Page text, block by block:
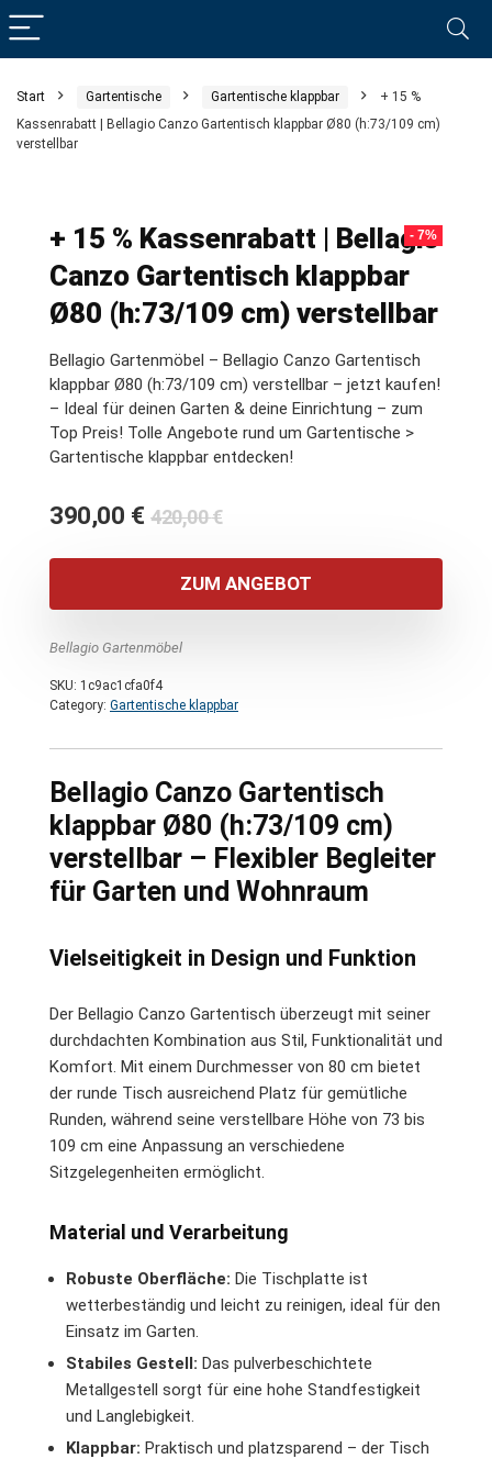
Start Gartentische Gartentische klappbar
+ 15 %
Kassenrabatt | Bellagio Canzo Gartentisch klappbar Ø80 (h:73/109 cm)
verstellbar
- 7%
+ 15 % Kassenrabatt | Bellagio
Canzo Gartentisch klappbar
Ø80 (h:73/109 cm) verstellbar
Bellagio Gartenmöbel – Bellagio Canzo Gartentisch
klappbar Ø80 (h:73/109 cm) verstellbar – jetzt kaufen!
– Ideal für deinen Garten & deine Einrichtung – zum
Top Preis! Tolle Angebote rund um Gartentische >
Gartentische klappbar entdecken!
420,00€Ursprünglicher
war:
420,00 €
390,00 €
Aktueller
ist:
390,00 €.
ZUM ANGEBOT
Bellagio Gartenmöbel
SKU: 1c9ac1cfa0f4
Category: Gartentische klappbar
Bellagio Canzo Gartentisch
klappbar Ø80 (h:73/109 cm)
verstellbar – Flexibler Begleiter
für Garten und Wohnraum
Vielseitigkeit in Design und Funktion
Der Bellagio Canzo Gartentisch überzeugt mit seiner
durchdachten Kombination aus Stil, Funktionalität und
Komfort. Mit einem Durchmesser von 80 cm bietet
der runde Tisch ausreichend Platz für gemütliche
Runden, während seine verstellbare Höhe von 73 bis
109 cm eine Anpassung an verschiedene
Sitzgelegenheiten ermöglicht.
Material und Verarbeitung
Robuste Oberfläche: Die Tischplatte ist
wetterbeständig und leicht zu reinigen, ideal für den
Einsatz im Garten.
Stabiles Gestell: Das pulverbeschichtete
Metallgestell sorgt für eine hohe Standfestigkeit
und Langlebigkeit.
Klappbar: Praktisch und platzsparend – der Tisch